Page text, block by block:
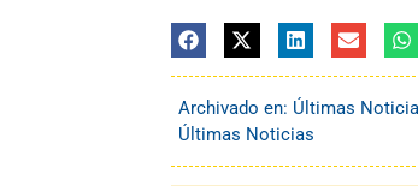
Archivado en: Últimas
Últimas Noticias